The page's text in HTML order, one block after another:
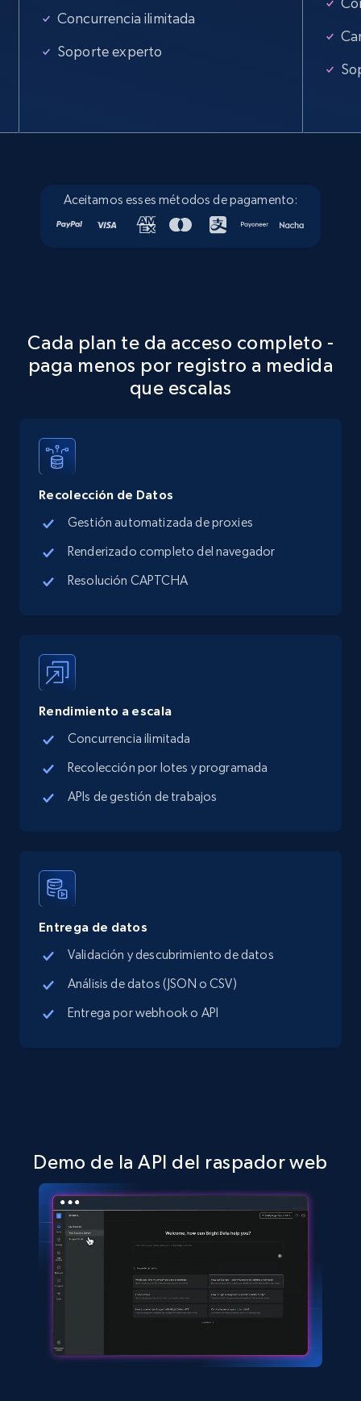
Concurrencia ilimitada
Soporte experto
Aceitamos esses métodos de pagamento:
Cada plan te da acceso completo -
paga menos por registro a medida
que escalas
Recolección de Datos
Gestión automatizada de proxies
Renderizado completo del navegador
Resolución CAPTCHA
Rendimiento a escala
Concurrencia ilimitada
Recolección por lotes y programada
APIs de gestión de trabajos
Entrega de datos
Validación y descubrimiento de datos
Análisis de datos (JSON o CSV)
Entrega por webhook o API
Demo de la API del raspador web